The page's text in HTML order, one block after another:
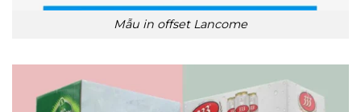
Mẫu in offset Lancome